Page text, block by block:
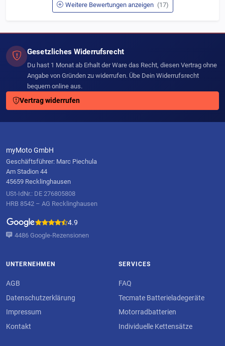
Weitere Bewertungen anzeigen (17)
Gesetzliches Widerrufsrecht
Du hast 1 Monat ab Erhalt der Ware das Recht, diesen Vertrag ohne
Angabe von Gründen zu widerrufen. Übe Dein Widerrufsrecht
bequem online aus.
Vertrag widerrufen
myMoto GmbH
Geschäftsführer: Marc Piechula
Am Stadion 44
45659 Recklinghausen
USt-IdNr.: DE 276805808
HRB 8542 – AG Recklinghausen
4.9
4486 Google-Rezensionen
UNTERNEHMEN
AGB
Datenschutzerklärung
Impressum
Kontakt
SERVICES
FAQ
Tecmate Batterieladegeräte
Motorradbatterien
Individuelle Kettensätze